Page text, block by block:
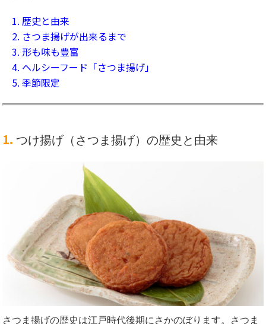
1. 歴史と由来
2. さつま揚げが出来るまで
3. 形も味も豊富
4. ヘルシーフード「さつま揚げ」
5. 季節限定
1.つけ揚げ（さつま揚げ）の歴史と由来
さつま揚げの歴史は江戸時代後期にさかのぼります。さつま